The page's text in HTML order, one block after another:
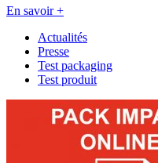
En savoir +
Actualités
Presse
Test packaging
Test produit